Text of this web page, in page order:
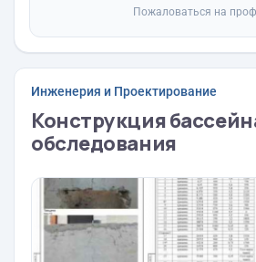
Пожаловаться на
Инженерия и Проектирование
Конструкция
обследования